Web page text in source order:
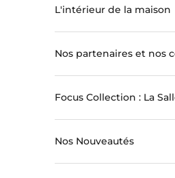
L'intérieur de la maison
Nos partenaires et nos
Focus Collection : La
Nos Nouveautés